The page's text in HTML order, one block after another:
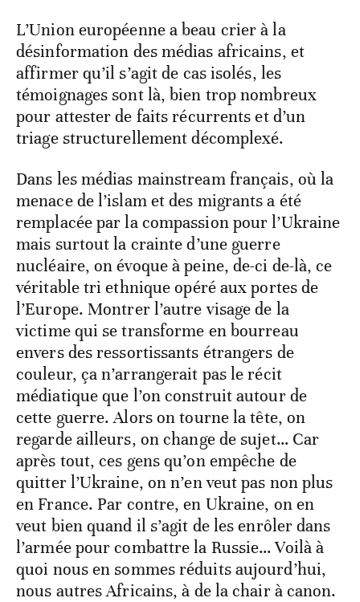
L’Union européenne a beau crier à la
désinformation des médias africains, et
affirmer qu’il s’agit de cas isolés, les
témoignages sont là, bien trop nombreux
pour attester de faits récurrents et d’un
triage structurellement décomplexé.
Dans les médias mainstream français, où la
menace de l’islam et des migrants a été
remplacée par la compassion pour l’Ukraine
mais surtout la crainte d’une guerre
nucléaire, on évoque à peine, de-ci de-là, ce
véritable tri ethnique opéré aux portes de
l’Europe. Montrer l’autre visage de la
victime qui se transforme en bourreau
envers des ressortissants étrangers de
couleur, ça n’arrangerait pas le récit
médiatique que l’on construit autour de
cette guerre. Alors on tourne la tête, on
regarde ailleurs, on change de sujet… Car
après tout, ces gens qu’on empêche de
quitter l’Ukraine, on n’en veut pas non plus
en France. Par contre, en Ukraine, on en
veut bien quand il s’agit de les enrôler dans
l’armée pour combattre la Russie… Voilà à
quoi nous en sommes réduits aujourd’hui,
nous autres Africains, à de la chair à canon.